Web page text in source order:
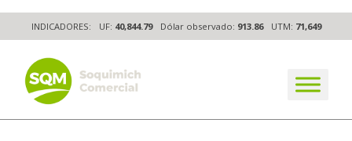
to
content
INDICADORES: UF: 40,844.79 Dólar observado: 913.86 UTM: 71,649
The worldwide business formula